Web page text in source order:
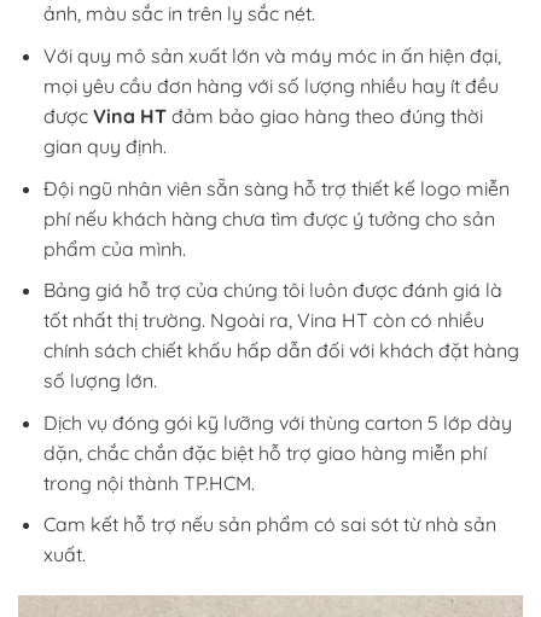
ảnh, màu sắc in trên ly sắc nét.
Với quy mô sản xuất lớn và máy móc in ấn hiện đại,
mọi yêu cầu đơn hàng với số lượng nhiều hay ít đều
được Vina HT đảm bảo giao hàng theo đúng thời
gian quy định.
Đội ngũ nhân viên sẵn sàng hỗ trợ thiết kế logo miễn
phí nếu khách hàng chưa tìm được ý tưởng cho sản
phẩm của mình.
Bảng giá hỗ trợ của chúng tôi luôn được đánh giá là
tốt nhất thị trường. Ngoài ra, Vina HT còn có nhiều
chính sách chiết khấu hấp dẫn đối với khách đặt hàng
số lượng lớn.
Dịch vụ đóng gói kỹ lưỡng với thùng carton 5 lớp dày
dặn, chắc chắn đặc biệt hỗ trợ giao hàng miễn phí
trong nội thành TP.HCM.
Cam kết hỗ trợ nếu sản phẩm có sai sót từ nhà sản
xuất.